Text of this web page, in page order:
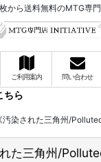
から送料無料のMTG専
ご利用案内 問い合わせ
ちら
汚染された三角州/
れた三角州/